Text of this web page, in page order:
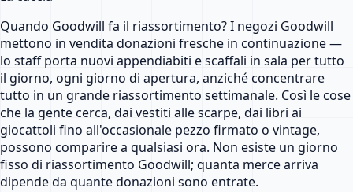
Quando Goodwill fa il riassortimento? I negozi Goodwill
mettono in vendita donazioni fresche in continuazione —
lo staff porta nuovi appendiabiti e scaffali in sala per tutto
il giorno, ogni giorno di apertura, anziché concentrare
tutto in un grande riassortimento settimanale. Così le cose
che la gente cerca, dai vestiti alle scarpe, dai libri ai
giocattoli fino all'occasionale pezzo firmato o vintage,
possono comparire a qualsiasi ora. Non esiste un giorno
fisso di riassortimento Goodwill; quanta merce arriva
dipende da quante donazioni sono entrate.